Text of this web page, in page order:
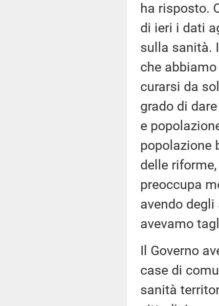
ha risposto.
di ieri i dati
sulla sanità.
che
curarsi da
grado di
e
popolazione
delle
preoccupa
avendo
avevamo
Il Governo
case di
sanità